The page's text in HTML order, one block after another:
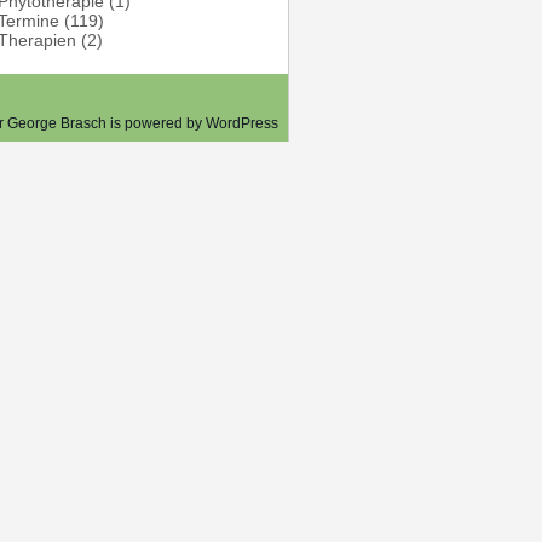
(119)
(2)
George Brasch is powered by WordPress